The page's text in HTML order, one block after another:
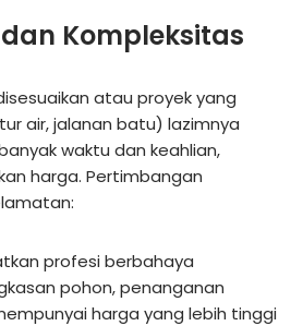
Kompleksitas
atau proyek yang
air, jalanan batu) lazimnya
waktu dan keahlian,
harga. Pertimbangan
profesi berbahaya
pohon, penanganan
harga yang lebih tinggi